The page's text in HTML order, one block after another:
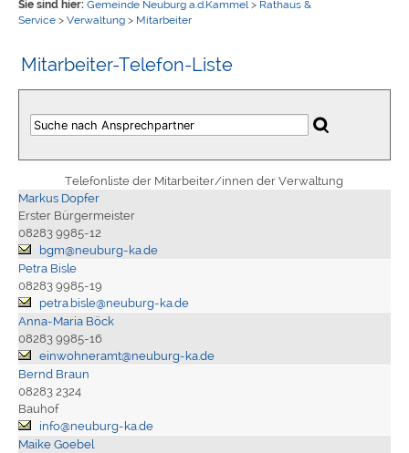
Sie sind hier: Gemeinde Neuburg a.d.Kammel > Rathaus &
Service> Verwaltung> Mitarbeiter
Mitarbeiter-Telefon-Liste
Telefonliste der Mitarbeiter/innen der Verwaltung
Markus Dopfer
Erster Bürgermeister
08283 9985-12
bgm@neuburg-ka.de
Petra Bisle
08283 9985-19
petra.bisle@neuburg-ka.de
Anna-Maria Böck
08283 9985-16
einwohneramt@neuburg-ka.de
Bernd Braun
08283 2324
Bauhof
info@neuburg-ka.de
Maike Goebel